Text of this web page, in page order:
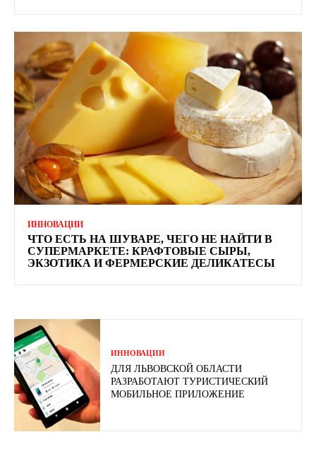
ИННОВАЦИИ
ЧТО ЕСТЬ НА ШУВАРЕ, ЧЕГО НЕ НАЙТИ В
СУПЕРМАРКЕТЕ: КРАФТОВЫЕ СЫРЫ,
ЭКЗОТИКА И ФЕРМЕРСКИЕ ДЕЛИКАТЕСЫ
ИННОВАЦИИ
ДЛЯ ЛЬВОВСКОЙ ОБЛАСТИ
РАЗРАБОТАЮТ ТУРИСТИЧЕСКИЙ
МОБИЛЬНОЕ ПРИЛОЖЕНИЕ